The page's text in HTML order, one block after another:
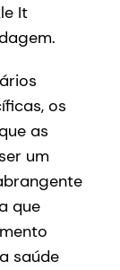
It
os
as
um
que
saúde